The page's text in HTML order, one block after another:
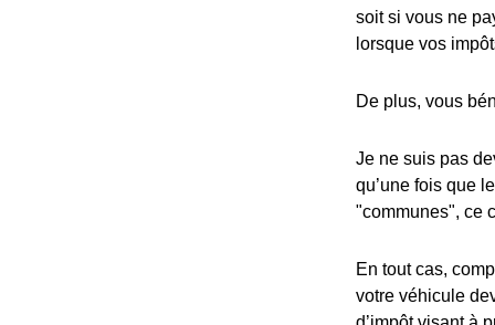
soit si vous ne
lorsque vos
De plus, vous
Je ne suis pas
qu’une fois que
"communes", ce
En tout cas,
votre véhicule